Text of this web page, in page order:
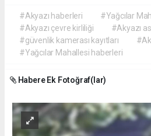
#Akyazı haberleri
#Yağcılar
#Akyazı çevre kirliliği
#Akyazı
#güvenlik kamerası kayıtları
#Yağcılar Mahallesi haberleri
Habere Ek Fotoğraf(lar)